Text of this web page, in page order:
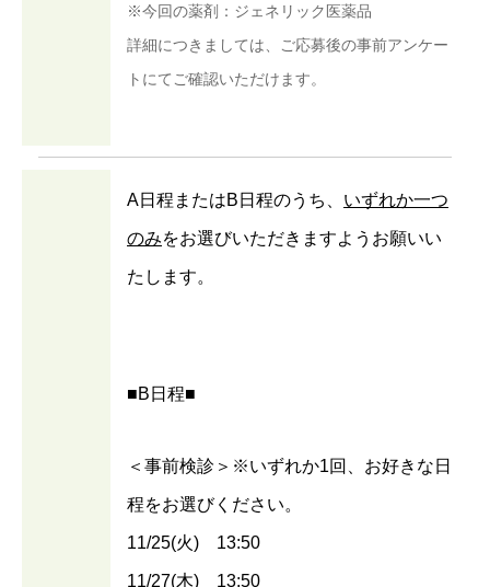
※今回の薬剤：ジェネリック医薬品
詳細につきましては、ご応募後の事前アンケー
トにてご確認いただけます。
A日程またはB日程のうち、 いずれか一つ
のみをお選びいただきますようお願いい
たします。
■B日程■
＜事前検診＞※いずれか1回、お好きな日
程をお選びください。
11/25(火) 13:50
11/27(木) 13:50